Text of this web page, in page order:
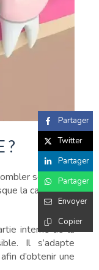
?
se trouve
la cavité
interne de la
Il s’adapte
d’obtenir une
Partager
Twitter
Partager
Partager
Envoyer
Copier